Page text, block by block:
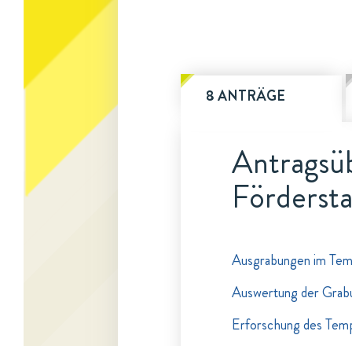
8 ANTRÄGE
Ausgrabungen im
Auswertung der
Erforschung des